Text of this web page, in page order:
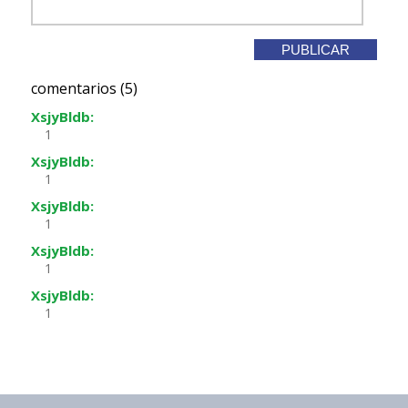
comentarios (5)
XsjyBldb:
1
XsjyBldb:
1
XsjyBldb:
1
XsjyBldb:
1
XsjyBldb:
1